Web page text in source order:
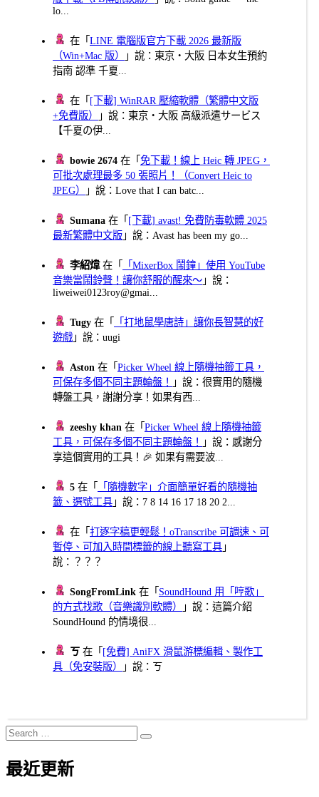
lo...
在「LINE 電腦版官方下載 2026 最新版
（Win+Mac 版）
」說：東京・大阪 日本女生預約
指南 認準 千夏...
在「 [下載] WinRAR 壓縮軟體（繁體中文版
+免費版）
」說：東京・大阪 高級派遣サービス
【千夏の伊...
bowie 2674 在「免下載！線上 Heic 轉 JPEG，
可批次處理最多 50 張照片！（Convert Heic to
JPEG）
」說：Love that I can batc...
Sumana 在「 [下載] avast! 免費防毒軟體 2025
最新繁體中文版 」說：Avast has been my go...
李紹煒在「
「MixerBox 鬧鐘」使用 YouTube
音樂當鬧鈴聲！讓你舒服的醒來～ 」說：
liweiwei0123roy@gmai...
Tugy 在「
「打地鼠學唐詩」讓你長智慧的好
遊戲 」說：uugi
Aston 在「Picker Wheel 線上隨機抽籤工具，
可保存多個不同主題輪盤！
」說：很實用的隨機
轉盤工具，謝謝分享！如果有西...
zeeshy khan 在「Picker Wheel 線上隨機抽籤
工具，可保存多個不同主題輪盤！
」說：感謝分
享這個實用的工具！🎉 如果有需要波...
5 在「
「隨機數字」介面簡單好看的隨機抽
籤、選號工具 」說：7 8 14 16 17 18 20 2...
在「打逐字稿更輕鬆！oTranscribe 可調速、可
暫停、可加入時間標籤的線上聽寫工具 」
說：？？？
SongFromLink 在「 SoundHound 用「哼歌」
的方式找歌（音樂識別軟體）
」說：這篇介紹
SoundHound 的情境很...
ㄎ 在「 [免費] AniFX 滑鼠游標編輯、製作工
具（免安裝版）
」說：ㄎ
Search
for:
Search
最近更新